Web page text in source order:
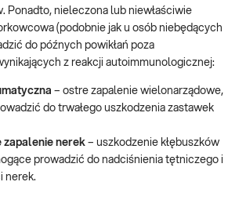
Ponadto, nieleczona lub niewłaściwie
(podobnie jak u osób niebędących
do późnych powikłań poza
z reakcji autoimmunologicznej:
– ostre zapalenie wielonarządowe,
do trwałego uszkodzenia zastawek
zapalenie nerek – uszkodzenie kłębuszków
prowadzić do nadciśnienia tętniczego i
nerek.